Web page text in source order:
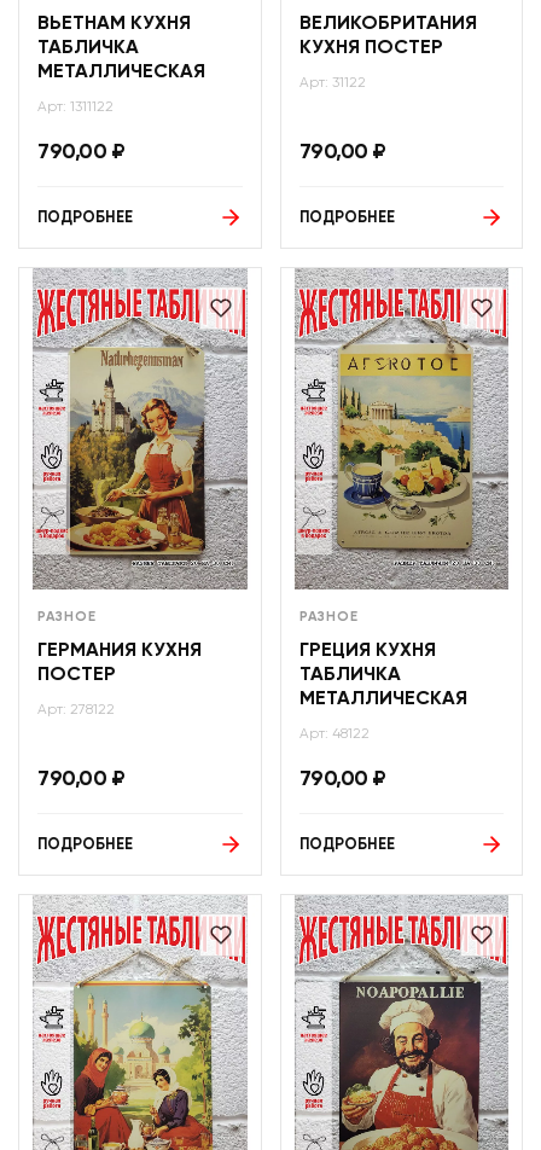
ВЬЕТНАМ КУХНЯ
ТАБЛИЧКА
МЕТАЛЛИЧЕСКАЯ
Арт: 1311122
790,00 ₽
ПОДРОБНЕЕ
ВЕЛИКОБРИТАНИЯ
КУХНЯ ПОСТЕР
Арт: 31122
790,00 ₽
ПОДРОБНЕЕ
РАЗНОЕ
ГЕРМАНИЯ КУХНЯ
ПОСТЕР
Арт: 278122
790,00 ₽
ПОДРОБНЕЕ
РАЗНОЕ
ГРЕЦИЯ КУХНЯ
ТАБЛИЧКА
МЕТАЛЛИЧЕСКАЯ
Арт: 48122
790,00 ₽
ПОДРОБНЕЕ